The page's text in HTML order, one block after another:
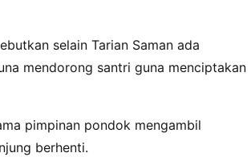
selain Tarian Saman ada
mendorong santri guna menciptakan
pimpinan pondok mengambil
berhenti.